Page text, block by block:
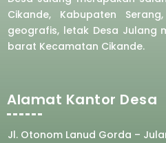
Cikande, Kabupaten
geografis, letak Desa Julang
barat Kecamatan Cikande.
Alamat Kantor Desa
Jl. Otonom Lanud Gorda –